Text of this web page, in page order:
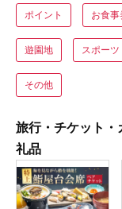
ポイント お食事
遊園地 スポーツ
その他
旅行・チケット・
礼品